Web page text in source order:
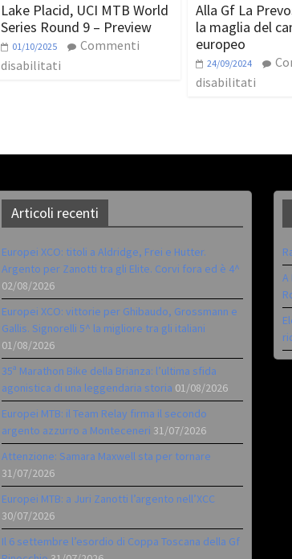
Lake Placid, UCI MTB World
Series Round 9 – Preview
01/10/2025
Commenti
disabilitati
Alla Gf La
la maglia del
europeo
24/09/2024
disabilitati
Articoli recenti
Europei XCO: titoli a Aldridge, Frei e Hutter.
Argento per Zanotti tra gli Elite. Corvi fora ed è 4^
02/08/2026
Europei XCO: vittorie per Ghibaudo, Grossmann e
Gallis. Signorelli 5^ la migliore tra gli italiani
01/08/2026
35ª Marathon Bike della Brianza: l’ultima sfida
agonistica di una leggendaria storia 01/08/2026
Europei MTB: il Team Relay firma il secondo
argento azzurro a Monteceneri 31/07/2026
Attenzione: Samara Maxwell sta per tornare
31/07/2026
Europei MTB: a Juri Zanotti l’argento nell’XCC
30/07/2026
Il 6 settembre l’esordio di Coppa Toscana della Gf